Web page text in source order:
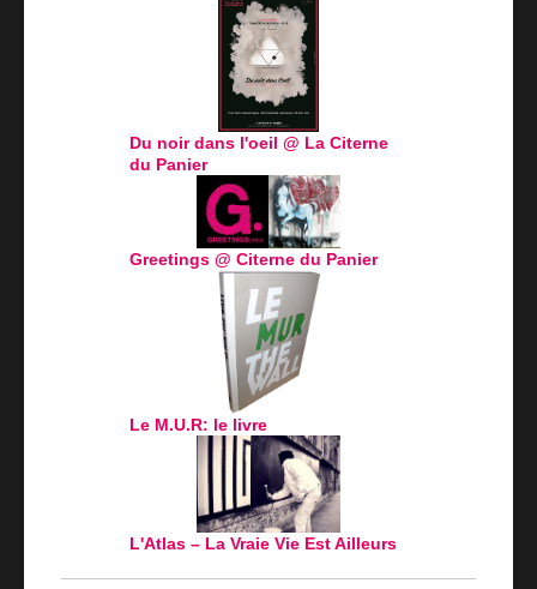
Du noir dans l'oeil @ La Citerne
du Panier
Greetings @ Citerne du Panier
Le M.U.R: le livre
L'Atlas – La Vraie Vie Est Ailleurs